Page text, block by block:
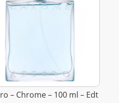
– Chrome – 100 ml – Edt